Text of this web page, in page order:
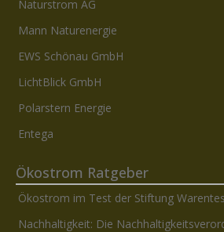
Naturstrom AG
Mann Naturenergie
EWS Schönau GmbH
LichtBlick GmbH
Polarstern Energie
Entega
Ökostrom Ratgeber
Ökostrom im Test der Stiftung
Nachhaltigkeit: Die